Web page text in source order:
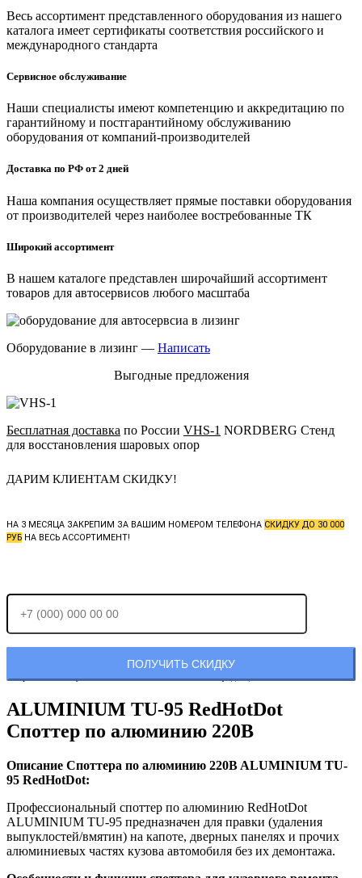
Весь ассортимент представленного оборудования из нашего
каталога имеет сертификаты соответствия российского и
международного стандарта
Сервисное обслуживание
Наши специалисты имеют компетенцию и аккредитацию по
гарантийному и постгарантийному обслуживанию
оборудования от компаний-производителей
Доставка по РФ от 2 дней
Наша компания осуществляет прямые поставки оборудования
от производителей через наиболее востребованные ТК
Широкий ассортимент
В нашем каталоге представлен широчайший ассортимент
товаров для автосервисов любого масштаба
Оборудование в лизинг — Написать
Выгодные предложения
Бесплатная доставка по России VHS-1 NORDBERG Стенд
для восстановления шаровых опор
ДАРИМ КЛИЕНТАМ СКИДКУ!
НА 3 МЕСЯЦА ЗАКРЕПИМ ЗА ВАШИМ НОМЕРОМ ТЕЛЕФОНА СКИДКУ ДО 30 000
РУБ НА ВЕСЬ АССОРТИМЕНТ!
Отправляя заявку, Вы соглашаетесь сполитикой конфиденциальности.
ALUMINIUM TU-95 RedHotDot
Споттер по алюминию 220B
Описание Споттера по алюминию 220B ALUMINIUM TU-
95 RedHotDot:
Профессиональный споттер по алюминию RedHotDot
ALUMINIUM TU-95 предназначен для правки (удаления
выпуклостей/вмятин) на капоте, дверных панелях и прочих
алюминиевых частях кузова автомобиля без их демонтажа.